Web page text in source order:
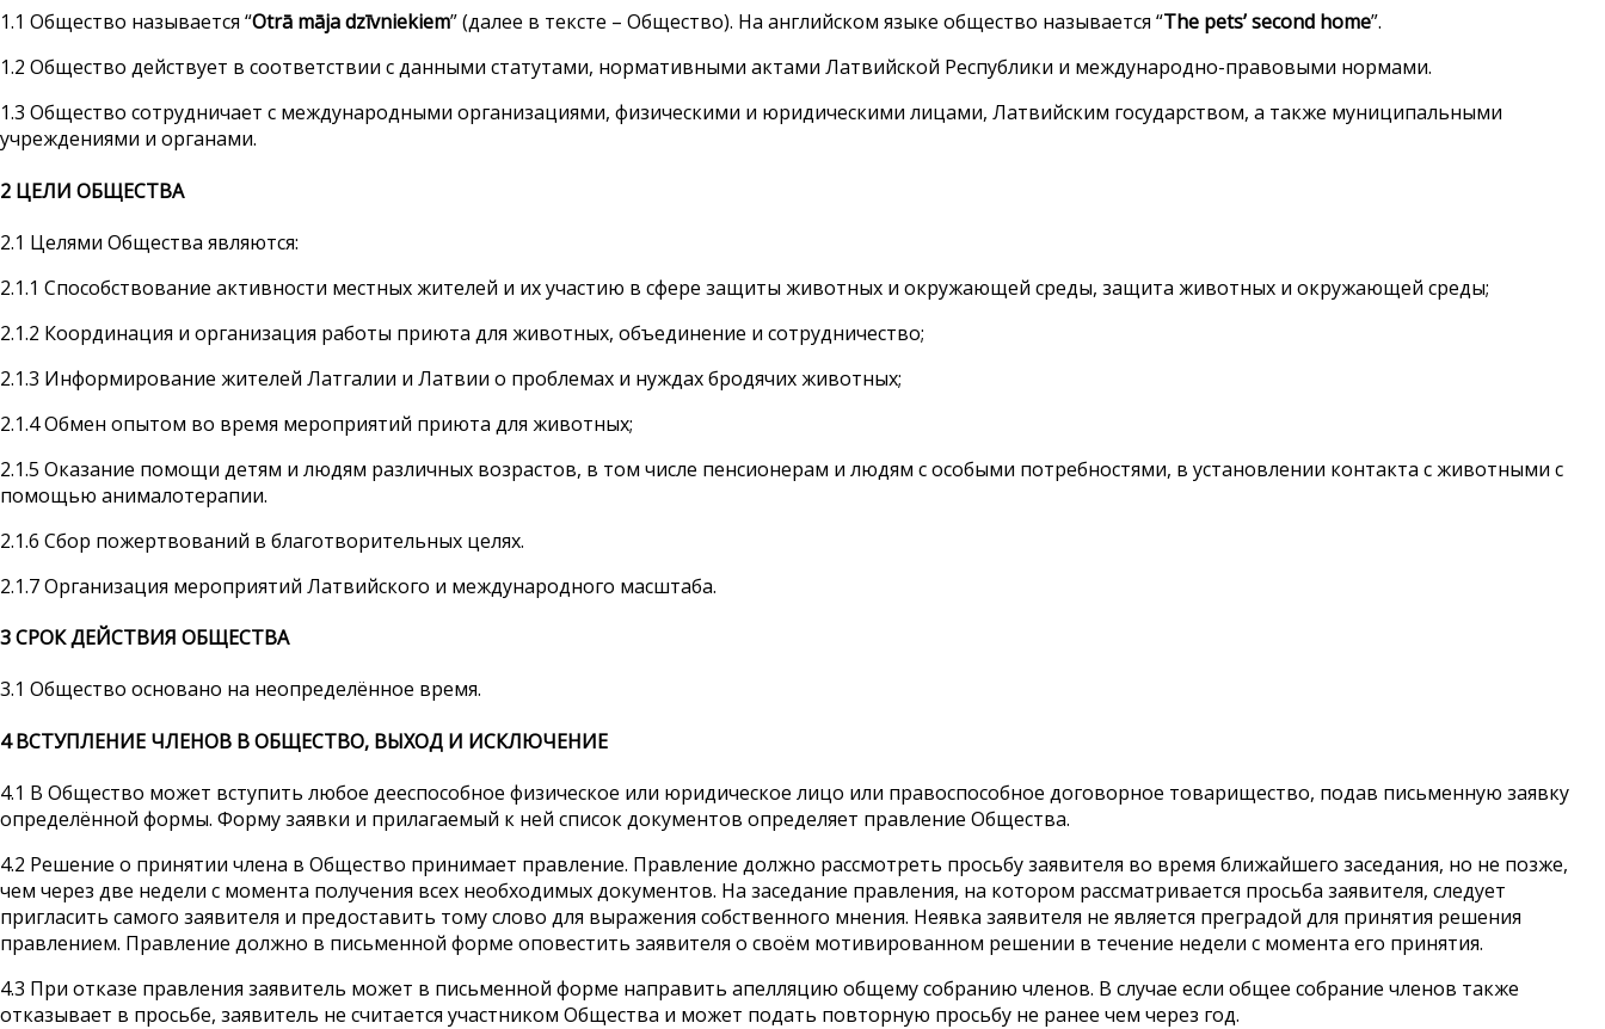
1.1 Общество называется “Otrā māja dzīvniekiem” (далее в тексте – Общество). На английском языке общество называется “The pets’ second home”.
1.2 Общество действует в соответствии с данными статутами, нормативными актами Латвийской Республики и международно-правовыми нормами.
1.3 Общество сотрудничает с международными организациями, физическими и юридическими лицами, Латвийским государством, а также муниципальными
учреждениями и органами.
2 ЦЕЛИ ОБЩЕСТВА
2.1 Целями Общества являются:
2.1.1 Способствование активности местных жителей и их участию в сфере защиты животных и окружающей среды, защита животных и окружающей среды;
2.1.2 Координация и организация работы приюта для животных, объединение и сотрудничество;
2.1.3 Информирование жителей Латгалии и Латвии о проблемах и нуждах бродячих животных;
2.1.4 Обмен опытом во время мероприятий приюта для животных;
2.1.5 Оказание помощи детям и людям различных возрастов, в том числе пенсионерам и людям с особыми потребностями, в установлении контакта с животными с
помощью анималотерапии.
2.1.6 Сбор пожертвований в благотворительных целях.
2.1.7 Организация мероприятий Латвийского и международного масштаба.
3СРОК ДЕЙСТВИЯ ОБЩЕСТВА
3.1 Общество основано на неопределённое время.
4ВСТУПЛЕНИЕ ЧЛЕНОВ В ОБЩЕСТВО, ВЫХОД И ИСКЛЮЧЕНИЕ
4.1 В Общество может вступить любое дееспособное физическое или юридическое лицо или правоспособное договорное товарищество, подав письменную заявку
определённой формы. Форму заявки и прилагаемый к ней список документов определяет правление Общества.
4.2 Решение о принятии члена в Общество принимает правление. Правление должно рассмотреть просьбу заявителя во время ближайшего заседания, но не позже,
чем через две недели с момента получения всех необходимых документов. На заседание правления, на котором рассматривается просьба заявителя, следует
пригласить самого заявителя и предоставить тому слово для выражения собственного мнения. Неявка заявителя не является преградой для принятия решения
правлением. Правление должно в письменной форме оповестить заявителя о своём мотивированном решении в течение недели с момента его принятия.
4.3 При отказе правления заявитель может в письменной форме направить апелляцию общему собранию членов. В случае если общее собрание членов также
отказывает в просьбе, заявитель не считается участником Общества и может подать повторную просьбу не ранее чем через год.